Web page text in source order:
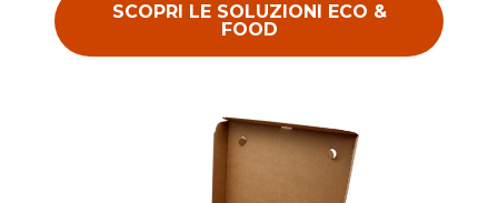
SCOPRI LE SOLUZIONI ECO &
FOOD